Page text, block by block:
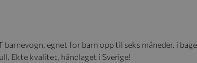
egnet for barn opp til seks måneder. i
Ekte kvalitet, håndlaget i Sverige!